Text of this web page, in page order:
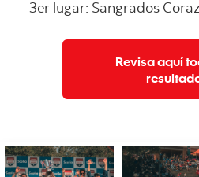
3er lugar: Sangrados
Revisa aquí